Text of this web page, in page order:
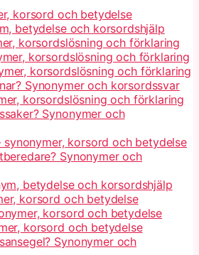
korsord och betydelse
betydelse och korsordshjälp
korsordslösning och förklaring
korsordslösning och förklaring
korsordslösning och förklaring
Synonymer och korsordssvar
korsordslösning och förklaring
Synonymer och
synonymer, korsord och betydelse
Synonymer och
betydelse och korsordshjälp
korsord och betydelse
korsord och betydelse
korsord och betydelse
Synonymer och